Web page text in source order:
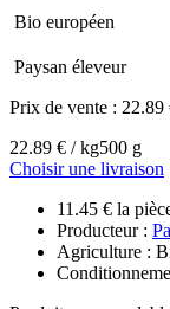
Bio européen
Paysan éleveur
Prix de vente : 22.89
22.89 € / kg500 g
Choisir une livraison
11.45 € la
Producteur :
Agriculture :